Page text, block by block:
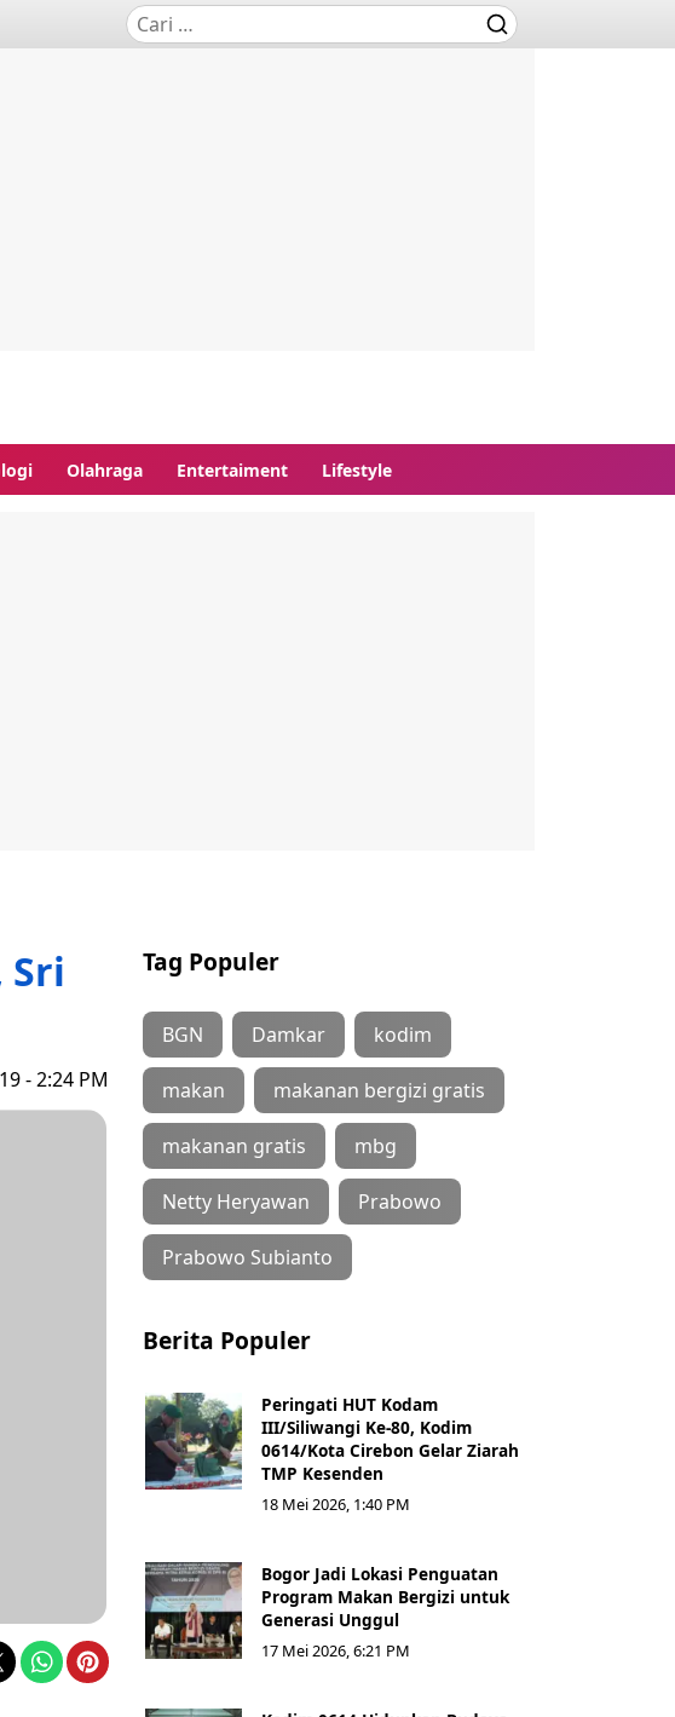
Olahraga Entertaiment Lifestyle
Sri
- 2:24 PM
Tag Populer
BGN Damkar kodim
makan makanan bergizi gratis
makanan gratis mbg
Netty Heryawan Prabowo
Prabowo Subianto
Berita Populer
Peringati HUT Kodam
III/Siliwangi Ke-80, Kodim
0614/Kota Cirebon Gelar Ziarah
TMP Kesenden
18 Mei 2026, 1:40 PM
Bogor Jadi Lokasi Penguatan
Program Makan Bergizi untuk
Generasi Unggul
17 Mei 2026, 6:21 PM